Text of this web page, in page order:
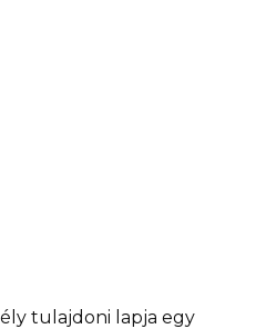
tulajdoni lapja egy